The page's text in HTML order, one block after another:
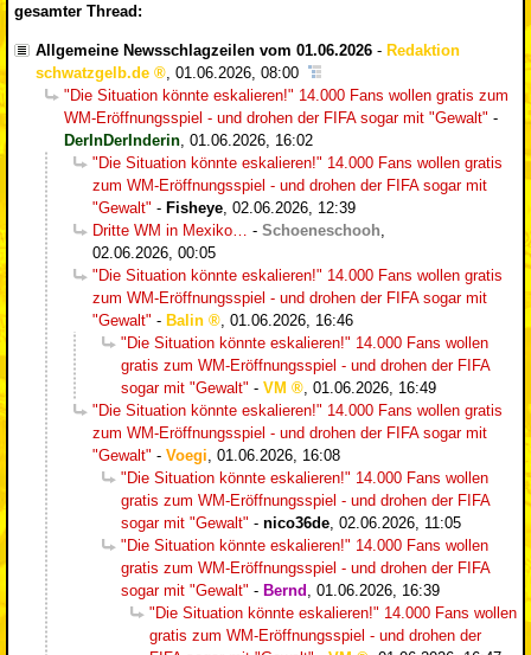
gesamter Thread:
Allgemeine Newsschlagzeilen vom 01.06.2026 - Redaktion
schwatzgelb.de
01.06.2026, 08:00
"Die Situation könnte eskalieren!" 14.000 Fans wollen gratis zum
WM-Eröffnungsspiel - und drohen der FIFA sogar mit "Gewalt" -
DerInDerInderin 01.06.2026, 16:02
"Die Situation könnte eskalieren!" 14.000 Fans wollen gratis
zum WM-Eröffnungsspiel - und drohen der FIFA sogar mit
"Gewalt" - Fisheye 02.06.2026, 12:39
Dritte WM in Mexiko…
- Schoeneschooh
02.06.2026, 00:05
"Die Situation könnte eskalieren!" 14.000 Fans wollen gratis
zum WM-Eröffnungsspiel - und drohen der FIFA sogar mit
"Gewalt" - Balin
01.06.2026, 16:46
"Die Situation könnte eskalieren!" 14.000 Fans wollen
gratis zum WM-Eröffnungsspiel - und drohen der FIFA
sogar mit "Gewalt" - VM
01.06.2026, 16:49
"Die Situation könnte eskalieren!" 14.000 Fans wollen gratis
zum WM-Eröffnungsspiel - und drohen der FIFA sogar mit
"Gewalt" - Voegi 01.06.2026, 16:08
"Die Situation könnte eskalieren!" 14.000 Fans wollen
gratis zum WM-Eröffnungsspiel - und drohen der FIFA
sogar mit "Gewalt" - nico36de 02.06.2026, 11:05
"Die Situation könnte eskalieren!" 14.000 Fans wollen
gratis zum WM-Eröffnungsspiel - und drohen der FIFA
sogar mit "Gewalt" - Bernd
01.06.2026, 16:39
"Die Situation könnte eskalieren!" 14.000 Fans wollen
gratis zum WM-Eröffnungsspiel - und drohen der